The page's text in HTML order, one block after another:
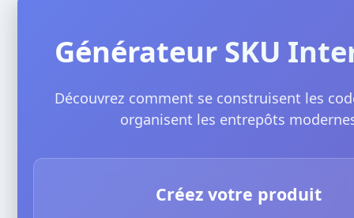
Générateur SKU
Découvrez comment se construisent les
organisent les entrepôts
Créez votre produit